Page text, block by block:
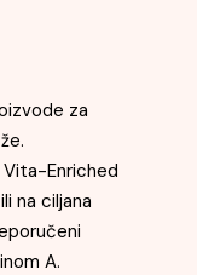
za
Enriched
na ciljana
A.